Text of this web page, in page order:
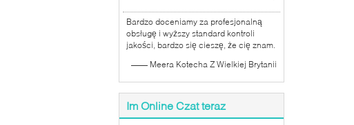
Bardzo doceniamy za profesjonalną
obsługę i wyższy standard kontroli
jakości, bardzo się cieszę, że cię znam.
—— Meera Kotecha Z Wielkiej Brytanii
Im Online Czat teraz